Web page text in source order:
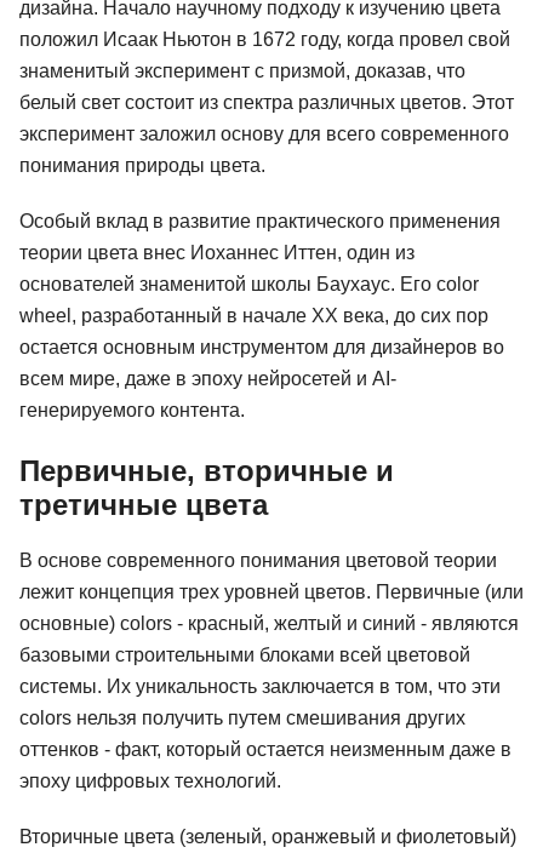
дизайна. Начало научному подходу к изучению цвета
положил Исаак Ньютон в 1672 году, когда провел свой
знаменитый эксперимент с призмой, доказав, что
белый свет состоит из спектра различных цветов. Этот
эксперимент заложил основу для всего современного
понимания природы цвета.
Особый вклад в развитие практического применения
теории цвета внес Иоханнес Иттен, один из
основателей знаменитой школы Баухаус. Его color
wheel, разработанный в начале XX века, до сих пор
остается основным инструментом для дизайнеров во
всем мире, даже в эпоху нейросетей и AI-
генерируемого контента.
Первичные, вторичные и
третичные цвета
В основе современного понимания цветовой теории
лежит концепция трех уровней цветов. Первичные (или
основные) colors - красный, желтый и синий - являются
базовыми строительными блоками всей цветовой
системы. Их уникальность заключается в том, что эти
colors нельзя получить путем смешивания других
оттенков - факт, который остается неизменным даже в
эпоху цифровых технологий.
Вторичные цвета (зеленый, оранжевый и фиолетовый)